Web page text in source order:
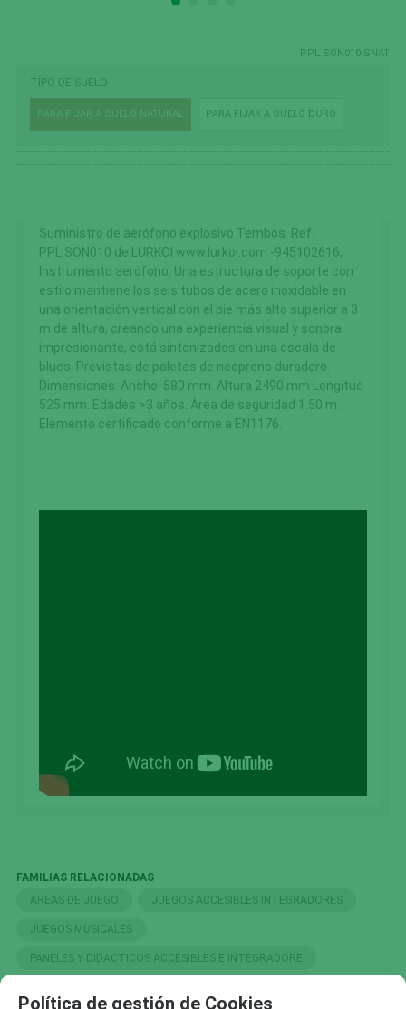
PPL.SON010-SNAT
TIPO DE SUELO
PARA FIJAR A SUELO NATURAL PARA FIJAR A SUELO DURO
Suministro de aerófono explosivo Tembos. Ref.
PPL.SON010 de LURKOI www.lurkoi.com -945102616,
Instrumento aerófono. Una estructura de soporte con
estilo mantiene los seis tubos de acero inoxidable en
una orientación vertical con el pie más alto superior a 3
m de altura, creando una experiencia visual y sonora
impresionante, está sintonizados en una escala de
blues. Previstas de paletas de neopreno duradero.
Dimensiones: Ancho: 580 mm. Altura 2490 mm Longitud
525 mm. Edades >3 años. Área de seguridad 1.50 m.
Elemento certificado conforme a EN1176.
FAMILIAS RELACIONADAS
AREAS DE JUEGO
JUEGOS ACCESIBLES INTEGRADORES
JUEGOS MUSICALES
PANELES Y DIDACTICOS ACCESIBLES E INTEGRADORE
Política de gestión de Cookies